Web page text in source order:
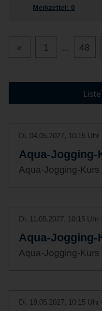
Merkzettel: 0
« 1 ... 48
Di. 04.05.2027, 10:15 Uhr
Aqua-Jogging-
Aqua-Jogging-Kurs
Di. 11.05.2027, 10:15 Uhr
Aqua-Jogging-
Aqua-Jogging-Kurs
Di. 18.05.2027, 10:15 Uhr